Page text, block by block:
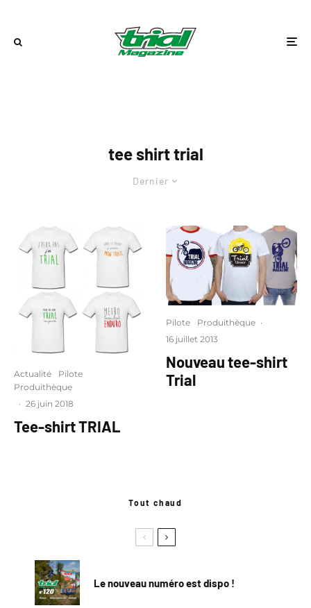
tee shirt trial
Dernier
Actualité
Pilote
Produithèque
· 26 juin 2018
Tee-shirt TRIAL
Pilote Produithèque ·
16 juillet 2013
Nouveau tee-shirt
Trial
Tout chaud
Le nouveau numéro est dispo !